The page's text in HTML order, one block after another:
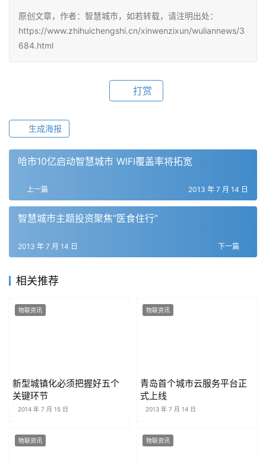
原创文章，作者：智慧城市，如若转载，请注明出处：
https://www.zhihuichengshi.cn/xinwenzixun/wuliannews/3
684.html
打赏
生成海报
哈市10亿启动智慧城市 WIFI覆盖率将拓宽
上一篇 2013 年 7 月 14 日
智慧城市主题投资聚焦“医食住行”
下一篇
2013 年 7 月 14 日
相关推荐
物联资讯
新型城镇化必须把握好五个
关键环节
2014 年 7 月 15 日
物联资讯
青岛首个城市云服务平台正
式上线
2013 年 7 月 14 日
物联资讯 物联资讯